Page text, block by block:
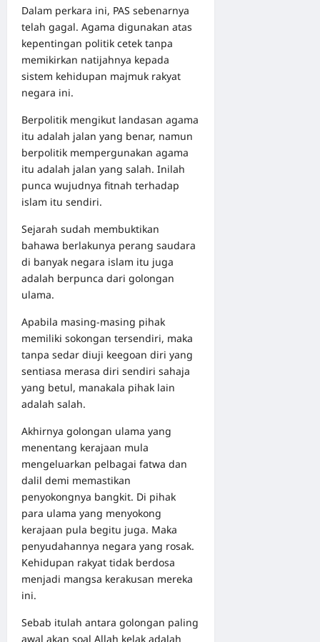
Dalam perkara ini, PAS sebenarnya
telah gagal. Agama digunakan atas
kepentingan politik cetek tanpa
memikirkan natijahnya kepada
sistem kehidupan majmuk rakyat
negara ini.
Berpolitik mengikut landasan agama
itu adalah jalan yang benar, namun
berpolitik mempergunakan agama
itu adalah jalan yang salah. Inilah
punca wujudnya fitnah terhadap
islam itu sendiri.
Sejarah sudah membuktikan
bahawa berlakunya perang saudara
di banyak negara islam itu juga
adalah berpunca dari golongan
ulama.
Apabila masing-masing pihak
memiliki sokongan tersendiri, maka
tanpa sedar diuji keegoan diri yang
sentiasa merasa diri sendiri sahaja
yang betul, manakala pihak lain
adalah salah.
Akhirnya golongan ulama yang
menentang kerajaan mula
mengeluarkan pelbagai fatwa dan
dalil demi memastikan
penyokongnya bangkit. Di pihak
para ulama yang menyokong
kerajaan pula begitu juga. Maka
penyudahannya negara yang rosak.
Kehidupan rakyat tidak berdosa
menjadi mangsa kerakusan mereka
ini.
Sebab itulah antara golongan paling
awal akan soal Allah kelak adalah